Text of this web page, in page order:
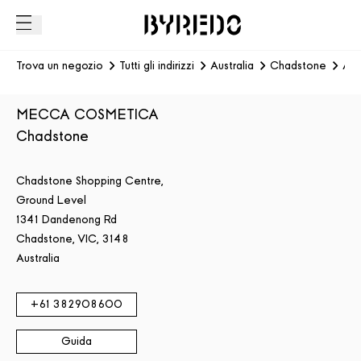
Trova un negozio Tutti gli indirizzi Australia Chadstone AU
MECCA COSMETICA
Chadstone
Chadstone Shopping Centre,
Ground Level
1341 Dandenong Rd
Chadstone, VIC, 3148
Australia
+61 382908600
Guida